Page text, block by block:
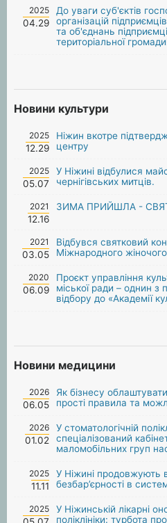
2025
04.29
До уваги суб'єктів
організацій
та об'єднань
територіальної
Новини культури
2025
12.29
Ніжин вкотре
центру
2025
05.07
У Ніжині відбулися
чернігівських митців.
2021
12.16
ЗИМА ПРИЙШЛА -
2021
03.05
Відбувся святковий
Міжнародного
2020
06.09
Проєкт управління
міської ради – однин з
відбору до «Академії
Новини медицини
2026
06.05
Як бізнесу
прості правила та
2026
01.02
У стоматологічній
спеціалізований
маломобільних груп
2025
11.11
У Ніжині продовжують
безбар’єрності в
2025
У Ніжинській лікарні
поліклініки: турбота